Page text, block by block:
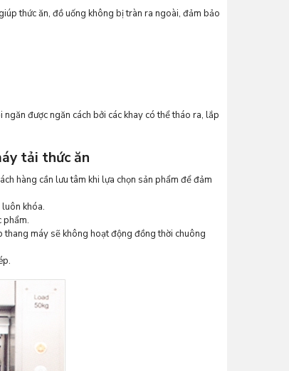
thức ăn, đồ uống không bị tràn ra ngoài, đảm bảo
được ngăn cách bởi các khay có thể tháo ra, lắp
tải thức ăn
hàng cần lưu tâm khi lựa chọn sản phẩm để đảm
khóa.
phẩm.
máy sẽ không hoạt động đồng thời chuông